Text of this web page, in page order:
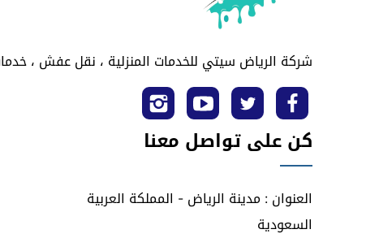
شركة الرياض سيتي للخدمات المنزلية ، نقل عفش ،
تابعنا
على
فيسبوك
تابعنا
على
تويتر
تابعنا
على
يوتيوب
تابعنا
على
انستجرام
كن على تواصل معنا
العنوان : مدينة الرياض - المملكة العربية
السعودية